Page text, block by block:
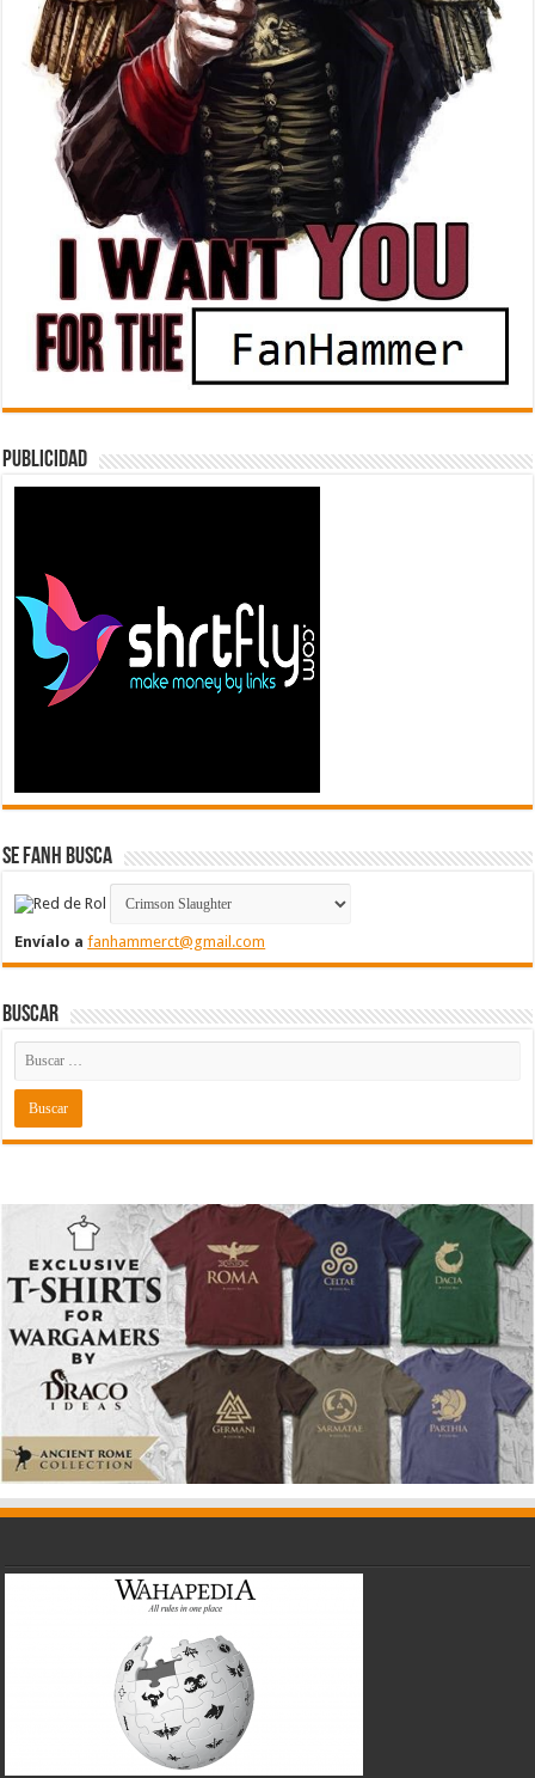
Publicidad
Se FanH Busca
Envíalo afanhammerct@gmail.com
Buscar